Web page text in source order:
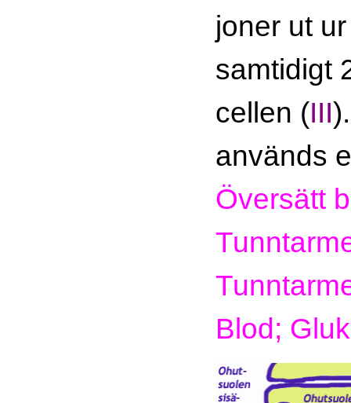
joner ut
samtidigt
cellen (III
används
Översätt
Blod;